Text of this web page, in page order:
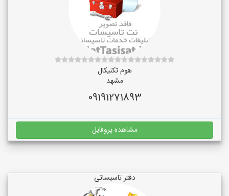
هوم تکنیکال
مشهد
09191271893
مشاهده پروفایل
دفتر تاسیساتی